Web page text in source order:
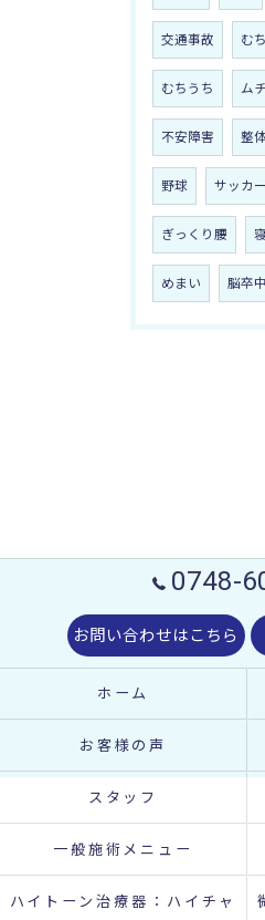
交通事故 む
むちうち ム
不安障害 整
野球 サッカー
ぎっくり腰
めまい 脳卒中
0748-
お問い合わせはこちら
ホーム
お客様の声
スタッフ
一般施術メニュー
ハイトーン治療器：ハイチャ